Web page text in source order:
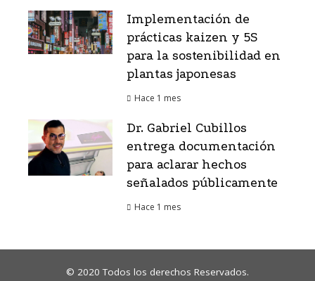
Implementación de
prácticas kaizen y 5S
para la sostenibilidad en
plantas japonesas
Hace 1 mes
Dr. Gabriel Cubillos
entrega documentación
para aclarar hechos
señalados públicamente
Hace 1 mes
© 2020 Todos los derechos Reservados.